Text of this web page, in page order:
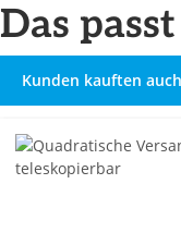
Das
Kunden kauften auch